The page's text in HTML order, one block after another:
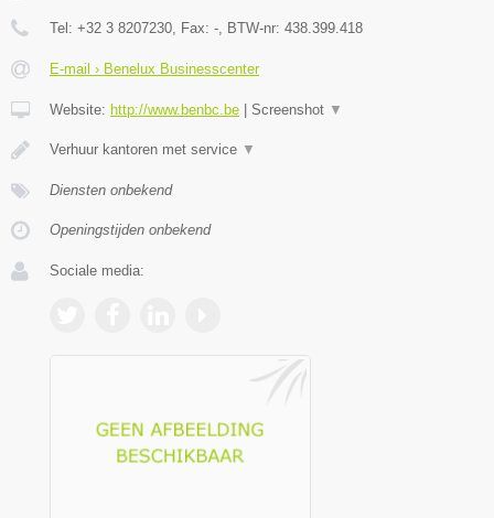
Tel: +32 3 8207230, Fax: -, BTW-nr: 438.399.418
E-mail › Benelux Businesscenter
Website: http://www.benbc.be Screenshot ▼
Verhuur kantoren met service ▼
Diensten onbekend
Openingstijden onbekend
Sociale media: